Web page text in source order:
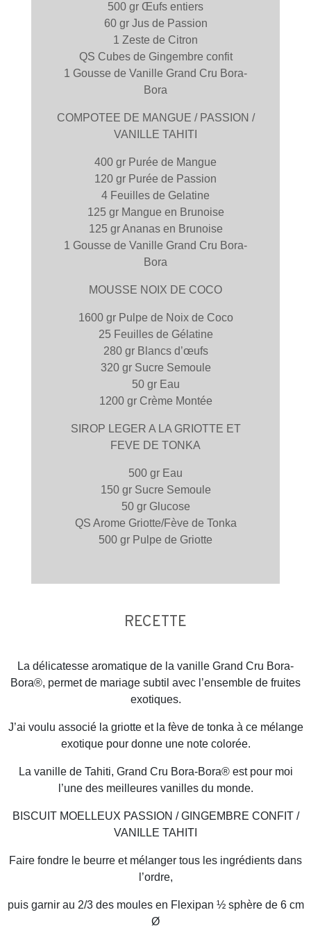
500 gr Œufs entiers
60 gr Jus de Passion
1 Zeste de Citron
QS Cubes de Gingembre confit
1 Gousse de Vanille Grand Cru Bora-
Bora
COMPOTEE DE MANGUE / PASSION /
VANILLE TAHITI
400 gr Purée de Mangue
120 gr Purée de Passion
4 Feuilles de Gelatine
125 gr Mangue en Brunoise
125 gr Ananas en Brunoise
1 Gousse de Vanille Grand Cru Bora-
Bora
MOUSSE NOIX DE COCO
1600 gr Pulpe de Noix de Coco
25 Feuilles de Gélatine
280 gr Blancs d’œufs
320 gr Sucre Semoule
50 gr Eau
1200 gr Crème Montée
SIROP LEGER A LA GRIOTTE ET
FEVE DE TONKA
500 gr Eau
150 gr Sucre Semoule
50 gr Glucose
QS Arome Griotte/Fève de Tonka
500 gr Pulpe de Griotte
RECETTE
La délicatesse aromatique de la vanille Grand Cru Bora-
Bora®, permet de mariage subtil avec l’ensemble de fruites
exotiques.
J’ai voulu associé la griotte et la fève de tonka à ce mélange
exotique pour donne une note colorée.
La vanille de Tahiti, Grand Cru Bora-Bora® est pour moi
l’une des meilleures vanilles du monde.
BISCUIT MOELLEUX PASSION / GINGEMBRE CONFIT /
VANILLE TAHITI
Faire fondre le beurre et mélanger tous les ingrédients dans
l’ordre,
puis garnir au 2/3 des moules en Flexipan ½ sphère de 6 cm
Ø